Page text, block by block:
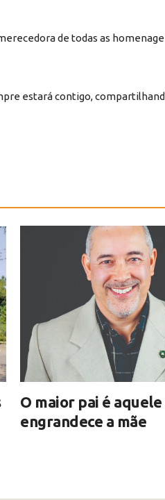
de todas as
estará contigo,
O maior pai é
engrandece a mãe